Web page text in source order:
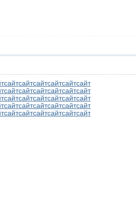
сайтсайтсайтсайтсайтсайт
сайтсайтсайтсайтсайтсайт
сайтсайтсайтсайтсайтсайт
сайтсайтсайтсайтсайтсайт
сайтсайтсайтсайтсайтсайт